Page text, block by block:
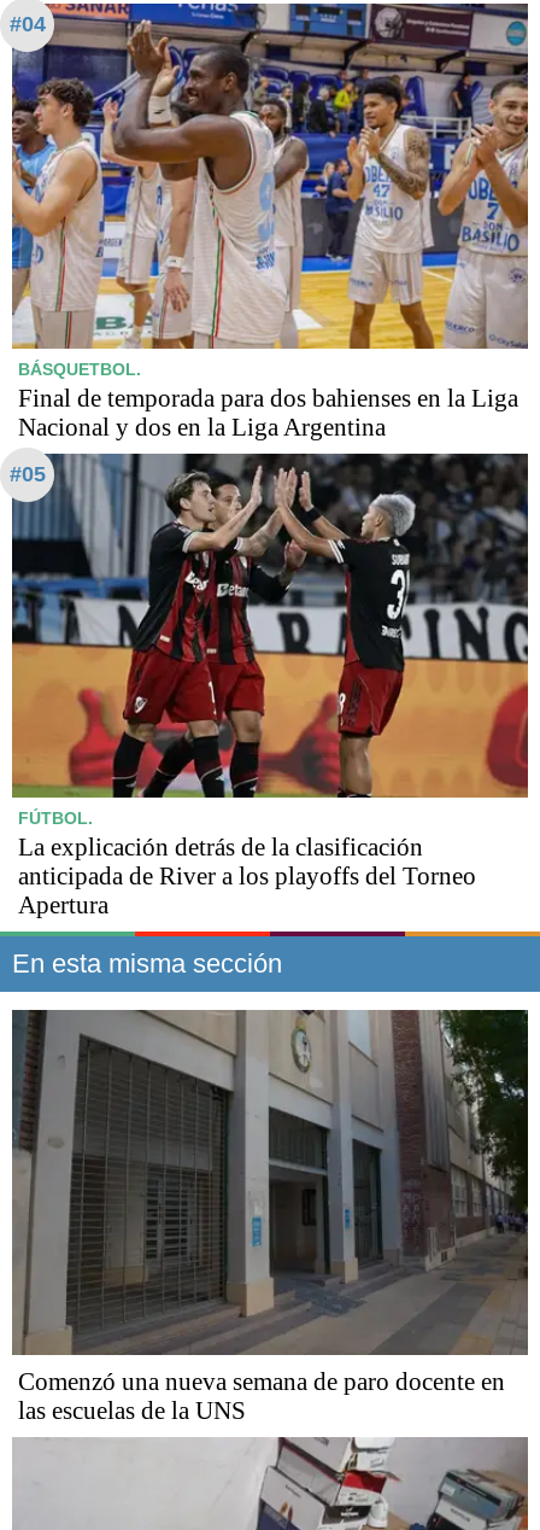
#04
BÁSQUETBOL.
Final de temporada para dos bahienses en la Liga
Nacional y dos en la Liga Argentina
#05
FÚTBOL.
La explicación detrás de la clasificación
anticipada de River a los playoffs del Torneo
Apertura
En esta misma sección
Comenzó una nueva semana de paro docente en
las escuelas de la UNS